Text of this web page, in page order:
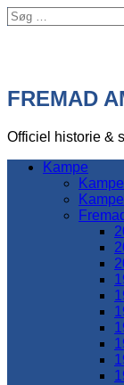
Søg
efter:
FREMAD
Officiel historie &
Kampe